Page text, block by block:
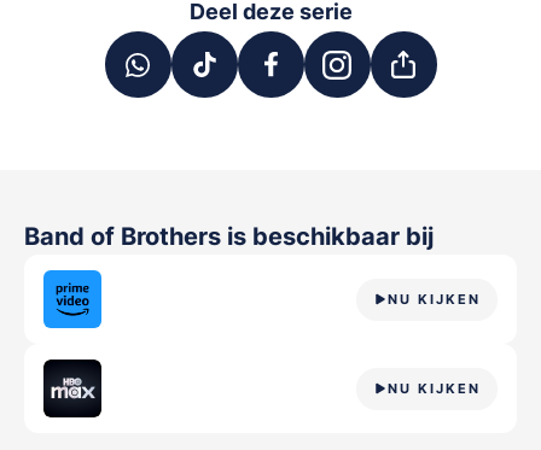
Deel deze serie
Band of Brothers is beschikbaar bij
NU KIJKEN
NU KIJKEN